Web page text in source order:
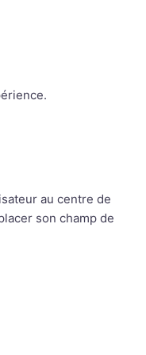
au centre de
son champ de